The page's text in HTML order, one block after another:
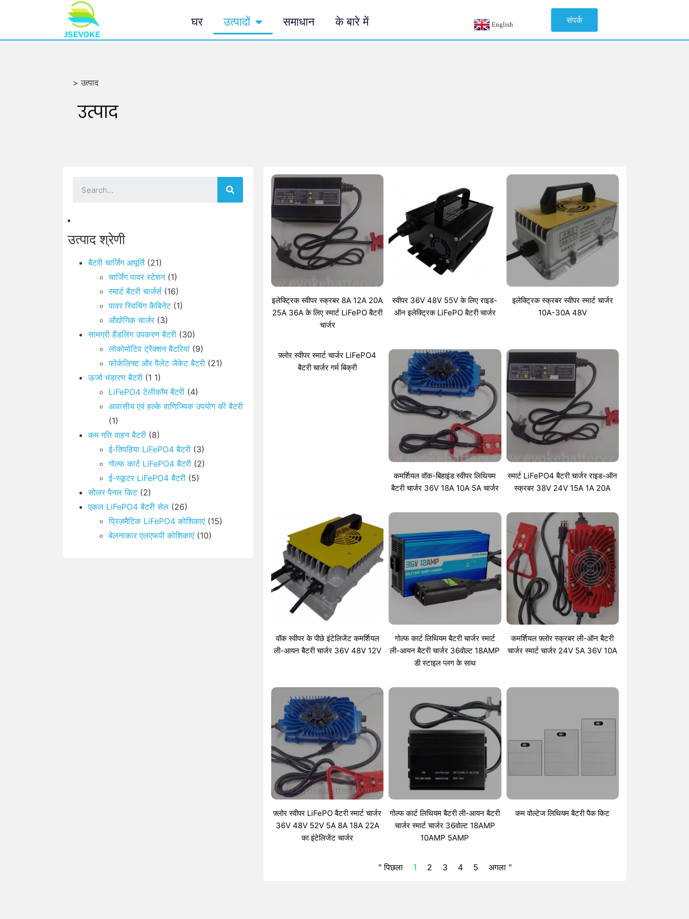
घर उत्पादों समाधान के बारे में English संपर्क
>उत्पाद
उत्पाद
उत्पाद श्रेणी
बैटरी चार्जिंग आपूर्ति(21)
चार्जिंग पावर स्टेशन(1)
स्मार्ट बैटरी चार्जर्स (16)
पावर स्विचिंग कैबिनेट(1)
औद्योगिक चार्जर (3)
सामग्री हैंडलिंग उपकरण बैटरी (30)
लोकोमोटिव ट्रैक्शन बैटरियां (9)
फोर्कलिफ्ट और पैलेट जैकेट बैटरी (21)
ऊर्जा भंडारण बैटरी (1 1)
LiFePO4 टेलीकॉम बैटरी (4)
आवासीय एवं हल्के वाणिज्यिक उपयोग की बैटरी
(1)
कम गति वाहन बैटरी (8)
ई-तिपहिया LiFePO4 बैटरी (3)
गोल्फ कार्ट LiFePO4 बैटरी (2)
ई-स्कूटर LiFePO4 बैटरी (5)
सोलर पैनल किट(2)
एकल LiFePO4 बैटरी सेल (26)
प्रिज़मैटिक LiFePO4 कोशिकाएं(15)
बेलनाकार एलएफपी कोशिकाएं(10)
इलेक्ट्रिक स्वीपर स्क्रबर 8A 12A 20A
25A 36A के लिए स्मार्ट LiFePO बैटरी
चार्जर
स्वीपर 36V 48V 55V के लिए राइड-
ऑन इलेक्ट्रिक LiFePO बैटरी चार्जर
इलेक्ट्रिक स्क्रबर स्वीपर स्मार्ट चार्जर
10A-30A 48V
फ़्लोर स्वीपर स्मार्ट चार्जर LiFePO4
बैटरी चार्जर गर्म बिक्री
कमर्शियल वॉक-बिहाइंड स्वीपर लिथियम
बैटरी चार्जर 36V 18A 10A 5A चार्जर
स्मार्ट LiFePO4 बैटरी चार्जर राइड-ऑन
स्क्रबर 38V 24V 15A 1A 20A
वॉक स्वीपर के पीछे इंटेलिजेंट कमर्शियल
ली-आयन बैटरी चार्जर 36V 48V 12V
गोल्फ कार्ट लिथियम बैटरी चार्जर स्मार्ट
ली-आयन बैटरी चार्जर 36वोल्ट 18AMP
डी स्टाइल प्लग के साथ
कमर्शियल फ़्लोर स्क्रबर ली-ऑन बैटरी
चार्जर स्मार्ट चार्जर 24V 5A 36V 10A
फ़्लोर स्वीपर LiFePO बैटरी स्मार्ट चार्जर
36V 48V 52V 5A 8A 18A 22A
का इंटेलिजेंट चार्जर
गोल्फ कार्ट लिथियम बैटरी ली-आयन बैटरी
चार्जर स्मार्ट चार्जर 36वोल्ट 18AMP
10AMP 5AMP
कम वोल्टेज लिथियम बैटरी पैक किट
" पिछला 1 2 3 4 5 अगला "